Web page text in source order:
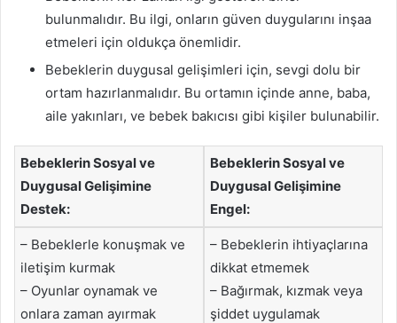
bulunmalıdır. Bu ilgi, onların güven duygularını inşaa
etmeleri için oldukça önemlidir.
Bebeklerin duygusal gelişimleri için, sevgi dolu bir
ortam hazırlanmalıdır. Bu ortamın içinde anne, baba,
aile yakınları, ve bebek bakıcısı gibi kişiler bulunabilir.
Bebeklerin Sosyal ve
Duygusal Gelişimine
Destek:
Bebeklerin Sosyal ve
Duygusal Gelişimine
Engel:
– Bebeklerle konuşmak ve
iletişim kurmak
– Oyunlar oynamak ve
onlara zaman ayırmak
– Bebeklerin ihtiyaçlarına
dikkat etmemek
– Bağırmak, kızmak veya
şiddet uygulamak